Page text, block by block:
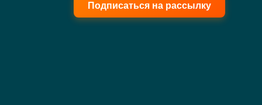
Подписаться на рассылку